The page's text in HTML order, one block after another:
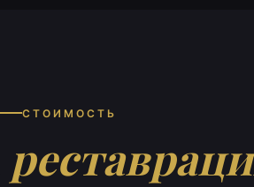
СТОИМОСТЬ